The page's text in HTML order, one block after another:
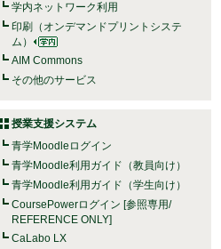
学内ネットワーク利用
印刷（オンデマンドプリントシステ
ム）
AIM Commons
その他のサービス
授業支援システム
青学Moodleログイン
青学Moodle利用ガイド（教員向け）
青学Moodle利用ガイド（学生向け）
CoursePowerログイン [参照専用/
REFERENCE ONLY]
CaLabo LX